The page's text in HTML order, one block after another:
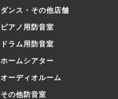
ダンス・その他店舗
ピアノ用防音室
ドラム用防音室
ホームシアター
オーディオルーム
その他防音室